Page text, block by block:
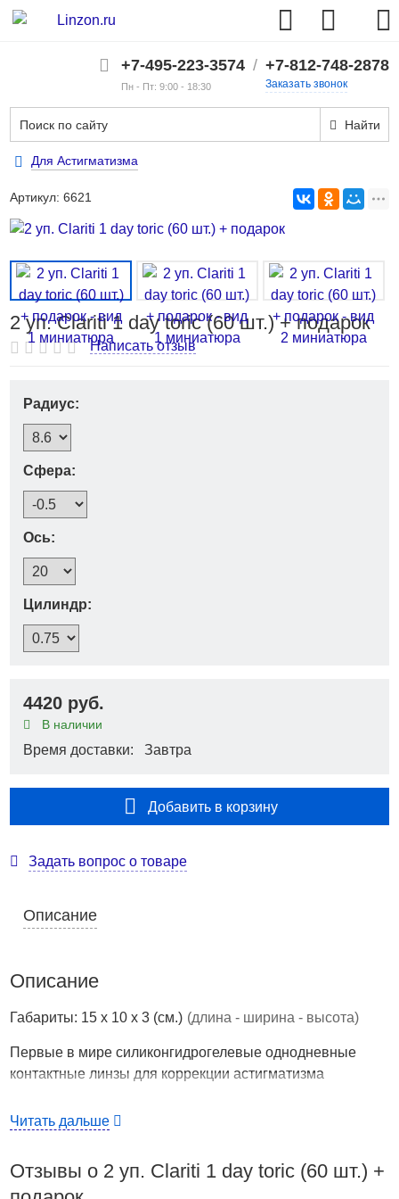
+7-495-223-3574
Пн - Пт: 9:00 - 18:30
/ +7-812-748-2878
Заказать звонок
Найти
Для Астигматизма
Артикул:6621
2 уп. Clariti 1 day toric (60 шт.) + подарок
Написать отзыв
Радиус:
Сфера:
Ось:
Цилиндр:
4420 руб.
В наличии
Время доставки: Завтра
Добавить в корзину
Задать вопрос о товаре
Описание
Описание
Габариты: 15 x 10 x 3 (см.) (длина - ширина - высота)
Первые в мире силиконгидрогелевые однодневные
контактные линзы для коррекции астигматизма
Страна производства
эффективно корректировать разные степени
астигматизма.
Читать дальше
Отзывы о 2 уп. Clariti 1 day toric (60 шт.) +